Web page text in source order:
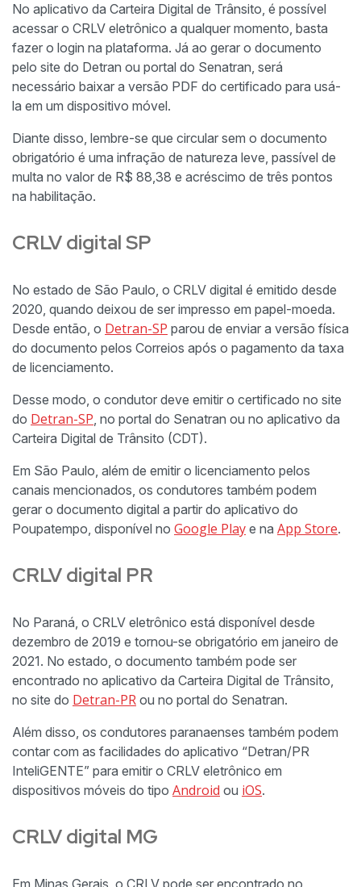
No aplicativo da Carteira Digital de Trânsito, é possível
acessar o CRLV eletrônico a qualquer momento, basta
fazer o login na plataforma. Já ao gerar o documento
pelo site do Detran ou portal do Senatran, será
necessário baixar a versão PDF do certificado para usá-
la em um dispositivo móvel.
Diante disso, lembre-se que circular sem o documento
obrigatório é uma infração de natureza leve, passível de
multa no valor de R$ 88,38 e acréscimo de três pontos
na habilitação.
CRLV digital SP
No estado de São Paulo, o CRLV digital é emitido desde
2020, quando deixou de ser impresso em papel-moeda.
Desde então, o Detran-SP parou de enviar a versão física
do documento pelos Correios após o pagamento da taxa
de licenciamento.
Desse modo, o condutor deve emitir o certificado no site
do Detran-SP, no portal do Senatran ou no aplicativo da
Carteira Digital de Trânsito (CDT).
Em São Paulo, além de emitir o licenciamento pelos
canais mencionados, os condutores também podem
gerar o documento digital a partir do aplicativo do
Poupatempo, disponível no Google Play e na App Store.
CRLV digital PR
No Paraná, o CRLV eletrônico está disponível desde
dezembro de 2019 e tornou-se obrigatório em janeiro de
2021. No estado, o documento também pode ser
encontrado no aplicativo da Carteira Digital de Trânsito,
no site do Detran-PR ou no portal do Senatran.
Além disso, os condutores paranaenses também podem
contar com as facilidades do aplicativo “Detran/PR
InteliGENTE” para emitir o CRLV eletrônico em
dispositivos móveis do tipo Android ou iOS.
CRLV digital MG
Em Minas Gerais, o CRLV pode ser encontrado no